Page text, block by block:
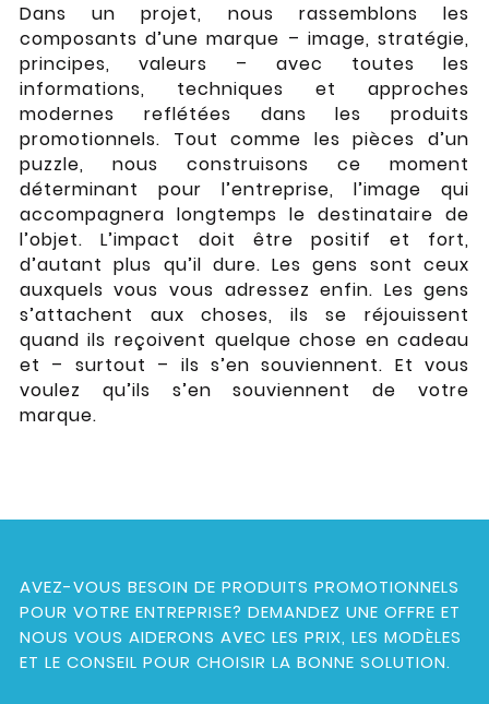
Dans un projet, nous rassemblons les
composants d’une marque – image, stratégie,
principes, valeurs – avec toutes les
informations, techniques et approches
modernes reflétées dans les produits
promotionnels. Tout comme les pièces d’un
puzzle, nous construisons ce moment
déterminant pour l’entreprise, l’image qui
accompagnera longtemps le destinataire de
l’objet. L’impact doit être positif et fort,
d’autant plus qu’il dure. Les gens sont ceux
auxquels vous vous adressez enfin. Les gens
s’attachent aux choses, ils se réjouissent
quand ils reçoivent quelque chose en cadeau
et – surtout – ils s’en souviennent. Et vous
voulez qu’ils s’en souviennent de votre
marque.
AVEZ-VOUS BESOIN DE PRODUITS PROMOTIONNELS
POUR VOTRE ENTREPRISE? DEMANDEZ UNE OFFRE ET
NOUS VOUS AIDERONS AVEC LES PRIX, LES MODÈLES
ET LE CONSEIL POUR CHOISIR LA BONNE SOLUTION.